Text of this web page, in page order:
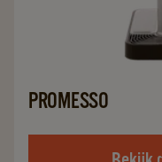
PROMESSO